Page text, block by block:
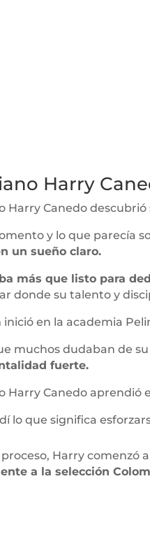
Harry
Harry Canedo
y lo que parecía
un sueño claro.
más que listo para
donde su talento y
inició en la academia
muchos dudaban de
fuerte.
Harry Canedo aprendió
lo que significa
proceso, Harry comenzó
a la selección